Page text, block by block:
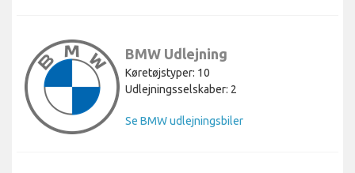
BMW Udlejning
Køretøjstyper: 10
Udlejningsselskaber: 2
Se BMW udlejningsbiler